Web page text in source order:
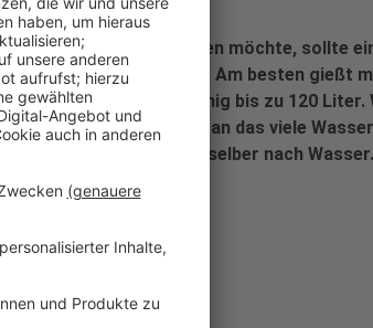
Nachbarschaft gießen möchte, sollte
nicht zu oft zu gießen. Am besten gießt
Annette Berendes. Ruhig bis zu 120 Liter.
gewöhnen sie sich an das viele
Wurzeln nicht mehr selber nach Wasser.